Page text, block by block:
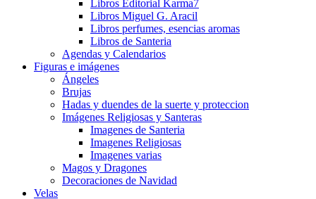
Libros Editorial Karma7
Libros Miguel G. Aracil
Libros perfumes, esencias aromas
Libros de Santeria
Agendas y Calendarios
Figuras e imágenes
Ángeles
Brujas
Hadas y duendes de la suerte y proteccion
Imágenes Religiosas y Santeras
Imagenes de Santeria
Imagenes Religiosas
Imagenes varias
Magos y Dragones
Decoraciones de Navidad
Velas